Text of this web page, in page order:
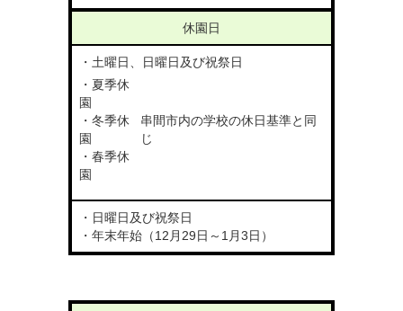
休園日
・土曜日、日曜日及び祝祭日
・夏季休
園
・冬季休
園
・春季休
園
串間市内の学校の休日基準と同
じ
・日曜日及び祝祭日
・年末年始（12月29日～1月3日）